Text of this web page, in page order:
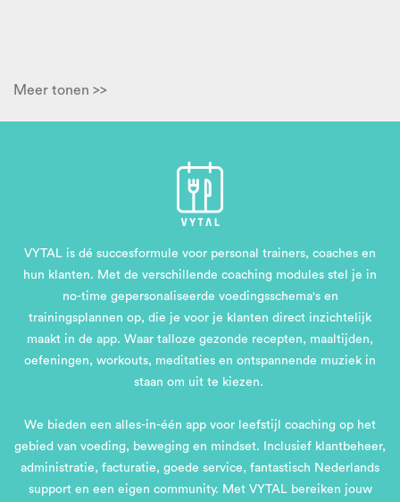
Meer tonen >>
VYTAL is dé succesformule voor personal trainers, coaches en
hun klanten. Met de verschillende coaching modules stel je in
no-time gepersonaliseerde voedingsschema's en
trainingsplannen op, die je voor je klanten direct inzichtelijk
maakt in de app. Waar talloze gezonde recepten, maaltijden,
oefeningen, workouts, meditaties en ontspannende muziek in
staan om uit te kiezen.
We bieden een alles-in-één app voor leefstijl coaching op het
gebied van voeding, beweging en mindset. Inclusief klantbeheer,
administratie, facturatie, goede service, fantastisch Nederlands
support en een eigen community. Met VYTAL bereiken jouw